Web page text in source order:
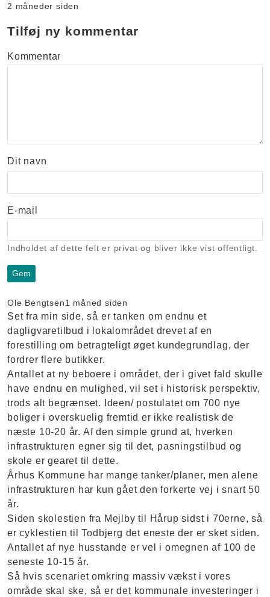
2 måneder siden
Tilføj ny kommentar
Kommentar
Dit navn
E-mail
Indholdet af dette felt er privat og bliver ikke vist offentligt.
Ole Bengtsen1 måned siden
Set fra min side, så er tanken om endnu et
dagligvaretilbud i lokalområdet drevet af en
forestilling om betragteligt øget kundegrundlag, der
fordrer flere butikker.
Antallet at ny beboere i området, der i givet fald skulle
have endnu en mulighed, vil set i historisk perspektiv,
trods alt begrænset. Ideen/ postulatet om 700 nye
boliger i overskuelig fremtid er ikke realistisk de
næste 10-20 år. Af den simple grund at, hverken
infrastrukturen egner sig til det, pasningstilbud og
skole er gearet til dette.
Århus Kommune har mange tanker/planer, men alene
infrastrukturen har kun gået den forkerte vej i snart 50
år.
Siden skolestien fra Mejlby til Hårup sidst i 70erne, så
er cyklestien til Todbjerg det eneste der er sket siden.
Antallet af nye husstande er vel i omegnen af 100 de
seneste 10-15 år.
Så hvis scenariet omkring massiv vækst i vores
område skal ske, så er det kommunale investeringer i